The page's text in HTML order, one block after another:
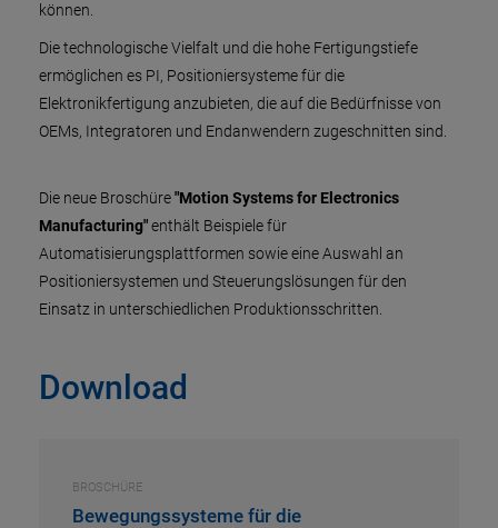
können.
Die technologische Vielfalt und die hohe Fertigungstiefe
ermöglichen es PI, Positioniersysteme für die
Elektronikfertigung anzubieten, die auf die Bedürfnisse von
OEMs, Integratoren und Endanwendern zugeschnitten sind.
Die neue Broschüre"Motion Systems for Electronics
Manufacturing"enthält Beispiele für
Automatisierungsplattformen sowie eine Auswahl an
Positioniersystemen und Steuerungslösungen für den
Einsatz in unterschiedlichen Produktionsschritten.
Download
BROSCHÜRE
Bewegungssysteme für die